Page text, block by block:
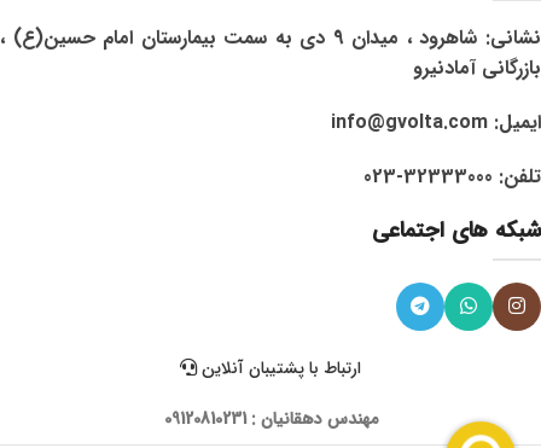
نشانی: شاهرود ، میدان 9 دی به سمت بیمارستان امام حسین(ع) ،
بازرگانی آمادنیرو
ایمیل: info@gvolta.com
تلفن: 32333000-023
شبکه های اجتماعی
ارتباط با پشتیبان آنلاین
مهندس دهقانیان : 09120810231